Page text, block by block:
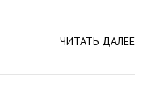
ЧИТАТЬ ДАЛЕЕ